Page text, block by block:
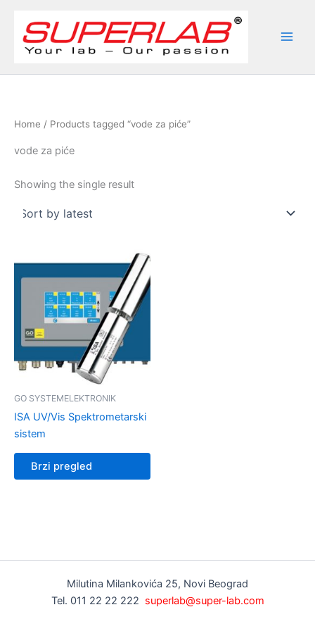
content
Home / Products tagged “vode za piće”
vode za piće
Showing the single result
GO SYSTEMELEKTRONIK
ISA UV/Vis Spektrometarski
sistem
Brzi pregled
Milutina Milankovića 25, Novi Beograd
Tel. 011 22 22 222 superlab@super-lab.com